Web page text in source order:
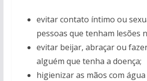
evitar contato íntimo ou
pessoas que tenham lesões
evitar beijar, abraçar ou
alguém que tenha a doença;
higienizar as mãos com